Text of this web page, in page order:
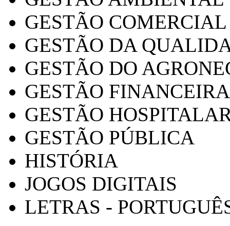
GESTÃO COMERCIAL
GESTÃO DA
GESTÃO DO
GESTÃO FINANCEIRA
GESTÃO
GESTÃO PÚBLICA
HISTÓRIA
JOGOS DIGITAIS
LETRAS -